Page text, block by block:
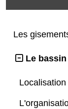
Les
Le bassin